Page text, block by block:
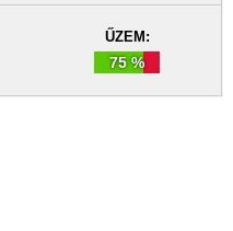
ŰZEM:
75 %